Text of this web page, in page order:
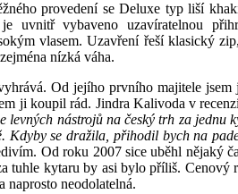
provedení se Deluxe typ liší
uvnitř vybaveno uzavíratelnou
vlasem. Uzavření řeší klasický
nízká váha.
Od jejího prvního majitele
ji koupil rád. Jindra Kalivoda v
levných nástrojů na český trh za jednu
Kdyby se dražila, přihodil bych na
Od roku 2007 sice uběhl nějaký
tuhle kytaru by asi bylo příliš. Cenový
naprosto neodolatelná.